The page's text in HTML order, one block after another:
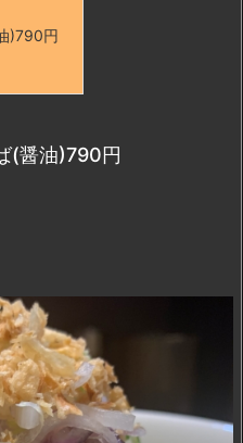
)790円
(醤油)790円